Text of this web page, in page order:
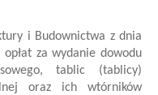
i Budownictwa z dnia
za wydanie dowodu
tablic (tablicy)
oraz ich wtórników